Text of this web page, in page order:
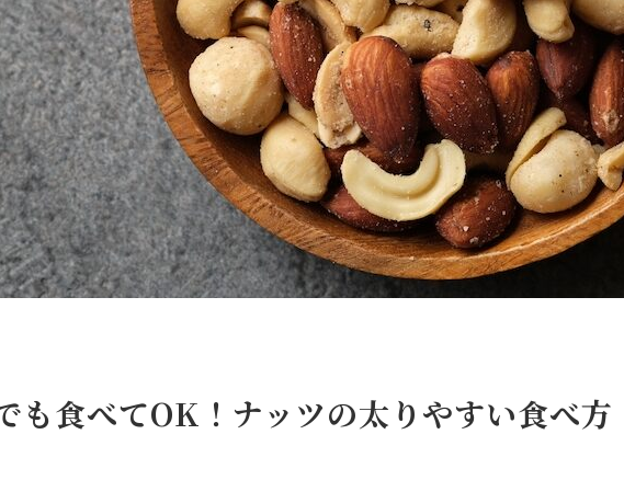
も食べてOK！ナッツの太りやすい食べ